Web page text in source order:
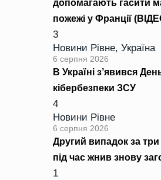
допомагають гасити
пожежі у Франції
3
Новини Рівне, Україна
6 серпня 2026
В Україні з’явився
кібербезпеки ЗСУ
4
Новини Рівне
6 серпня 2026
Другий випадок за три
під час жнив знову
1